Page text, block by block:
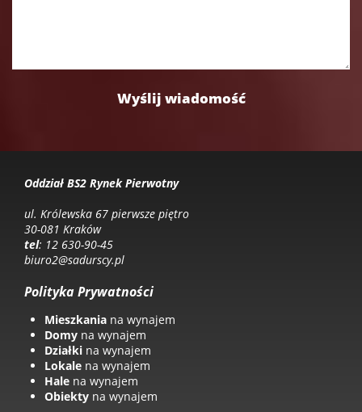
Oddział BS2 Rynek Pierwotny
ul. Królewska 67 pierwsze piętro
30-081 Kraków
tel: 12 630-90-45
biuro2@sadurscy.pl
Polityka Prywatności
Mieszkania na wynajem
Domy na wynajem
Działki na wynajem
Lokale na wynajem
Hale na wynajem
Obiekty na wynajem